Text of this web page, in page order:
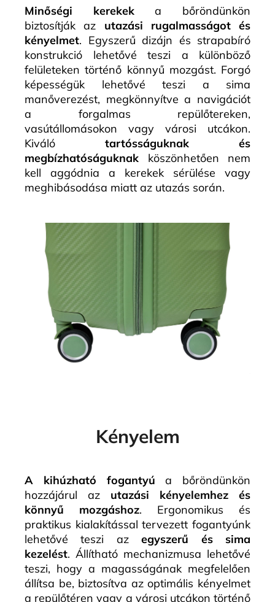
Minőségi kerekeka bőröndünkön
biztosítják az utazási rugalmasságot és
kényelmet. Egyszerű dizájn és strapabíró
konstrukció lehetővé teszi a különböző
felületeken történő könnyű mozgást. Forgó
képességük lehetővé teszi a sima
manőverezést, megkönnyítve a navigációt
a forgalmas repülőtereken,
vasútállomásokon vagy városi utcákon.
Kiváló tartósságuknak és
megbízhatóságuknak köszönhetően nem
kell aggódnia a kerekek sérülése vagy
meghibásodása miatt az utazás során.
Kényelem
A kihúzható fogantyú a bőröndünkön
hozzájárul az utazási kényelemhez és
könnyű mozgáshoz. Ergonomikus és
praktikus kialakítással tervezett fogantyúnk
lehetővé teszi azegyszerű és sima
kezelést. Állítható mechanizmusa lehetővé
teszi, hogy a magasságának megfelelően
állítsa be, biztosítva az optimális kényelmet
a repülőtéren vagy a városi utcákon történő